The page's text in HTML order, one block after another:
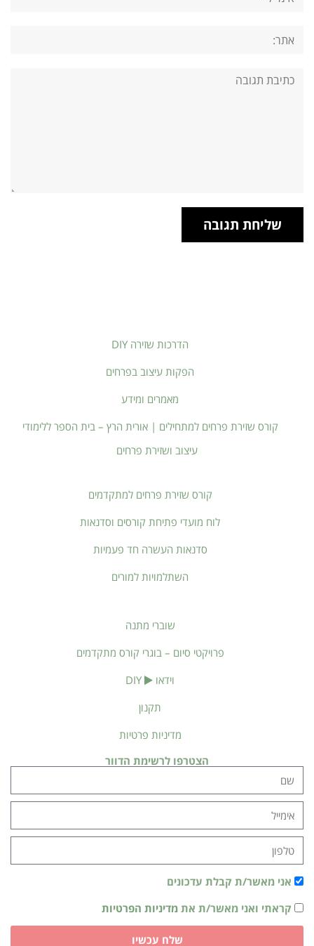
תגובה:
הדרכות שזירה DIY
הפקות עיצוב בפרחים
מאמרים ומידע
קורס שזירת פרחים למתחילים | אורית הרץ – בית הספר ללימודי
עיצוב ושזירת פרחים
קורס שזירת פרחים למתקדמים
לוח מועדי פתיחת קורסים וסדנאות
סדנאות העשרה חד פעמיות
השתלמויות למורים
שוברי מתנה
פרויקטי סיום – בוגרי קורס מתקדמים
וידאו
תקנון
מדיניות פרטיות
הצטרפו לרשימת הדוור
אני מאשר/ת קבלת עדכונים
קראתי ואני מאשר/ת את מדיניות הפרטיות
שלח עכשיו